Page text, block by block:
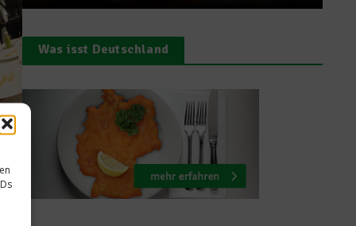
Was isst Deutschland